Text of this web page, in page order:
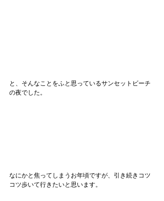
と、そんなことをふと思っているサンセットビーチ
の夜でした。
なにかと焦ってしまうお年頃ですが、引き続きコツ
コツ歩いて行きたいと思います。